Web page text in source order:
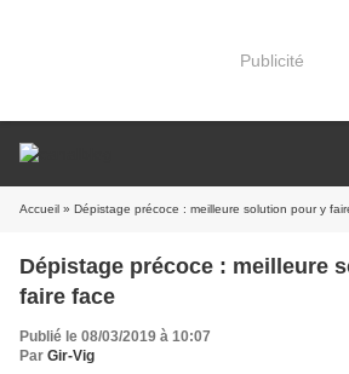
Publicité
Accueil » Dépistage précoce : meilleure solution pour y
Dépistage précoce : meilleure
faire face
Publié le 08/03/2019 à 10:07
Par Gir-Vig